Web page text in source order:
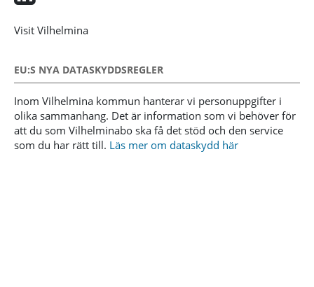
Visit Vilhelmina
EU:S NYA DATASKYDDSREGLER
Inom Vilhelmina kommun hanterar vi personuppgifter i
olika sammanhang. Det är information som vi behöver för
att du som Vilhelminabo ska få det stöd och den service
som du har rätt till. Läs mer om dataskydd här